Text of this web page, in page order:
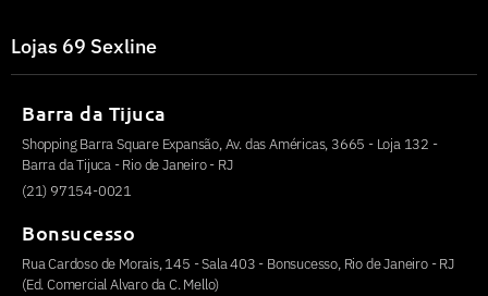
Lojas 69 Sexline
Barra da Tijuca
Shopping Barra Square Expansão, Av. das Américas, 3665 - Loja 132 -
Barra da Tijuca - Rio de Janeiro - RJ
(21) 97154-0021
Bonsucesso
Rua Cardoso de Morais, 145 - Sala 403 - Bonsucesso, Rio de Janeiro - RJ
(Ed. Comercial Alvaro da C. Mello)